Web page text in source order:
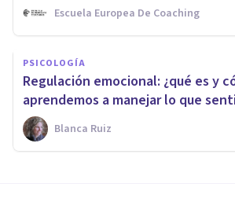
Escuela Europea De Coaching
PSICOLOGÍA
Regulación emocional: ¿qué es y
aprendemos a manejar lo que
Blanca Ruiz